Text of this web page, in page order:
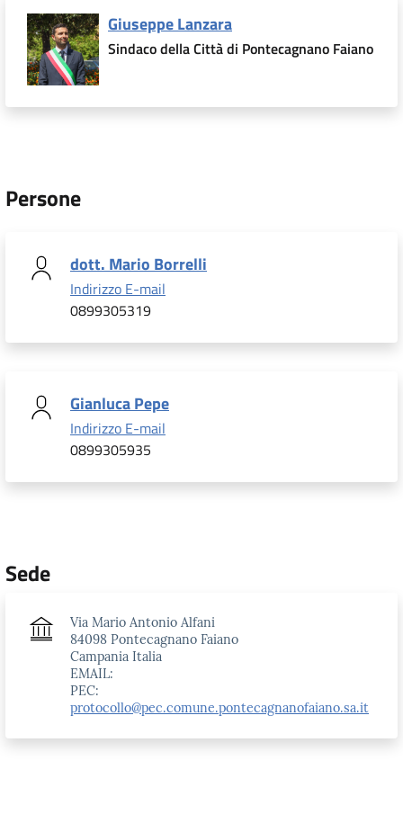
Giuseppe Lanzara
Sindaco della Città di Pontecagnano Faiano
Persone
dott. Mario Borrelli
Indirizzo E-mail
0899305319
Gianluca Pepe
Indirizzo E-mail
0899305935
Sede
Via Mario Antonio Alfani
84098 Pontecagnano Faiano
Campania Italia
EMAIL:
PEC:
protocollo@pec.comune.pontecagnanofaiano.sa.it